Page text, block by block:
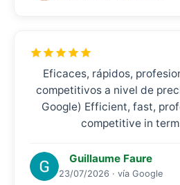
Eficaces, rápidos,
competitivos a nivel de
Google) Efficient, fast,
competitive in
Guillaume Faure
23/07/2026 · vía Google